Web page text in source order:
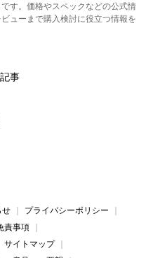
す。価格やスペックなどの公式情
ューまで購入検討に役立つ情報を
事
せ
プライバシーポリシー
責事項
サイトマップ